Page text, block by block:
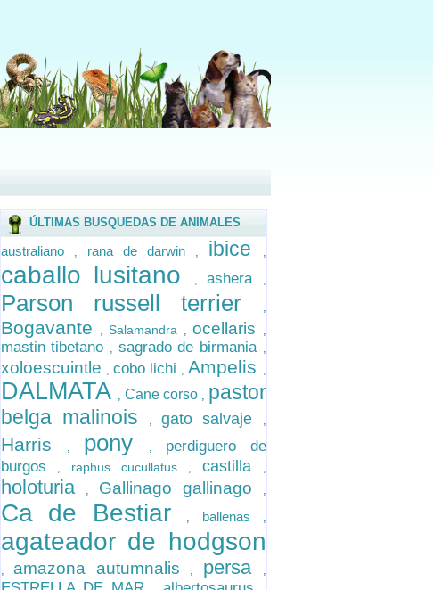
ÚLTIMAS BUSQUEDAS DE ANIMALES
australiano , rana de darwin , ibice ,
caballo lusitano , ashera ,
Parson russell terrier ,
Bogavante ,Salamandra ,ocellaris ,
mastin tibetano , sagrado de birmania ,
xoloescuintle , cobo lichi ,Ampelis ,
DALMATA , Cane corso , pastor
belga malinois
,gato salvaje ,
Harris , pony , perdiguero de
burgos
, raphus cucullatus , castilla ,
holoturia , Gallinago gallinago ,
Ca de Bestiar , ballenas ,
agateador de hodgson
,amazona autumnalis , persa ,